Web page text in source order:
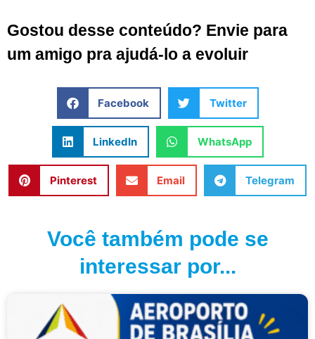
Gostou desse conteúdo? Envie para
um amigo pra ajudá-lo a evoluir
Facebook Twitter
LinkedIn WhatsApp
Pinterest Email Telegram
Você também pode se
interessar por...